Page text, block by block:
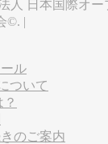
人 日本国際オ
©. |
ル
ついて
のご案内